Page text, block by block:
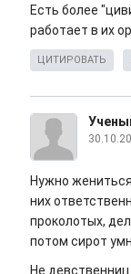
Есть более
работает в их
ЦИТИРОВАТЬ
Нужно
них
проколотых,
потом сирот
Не